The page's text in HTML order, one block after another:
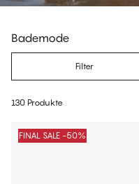
Bademode
Filter
130 Produkte
FINAL SALE -50%